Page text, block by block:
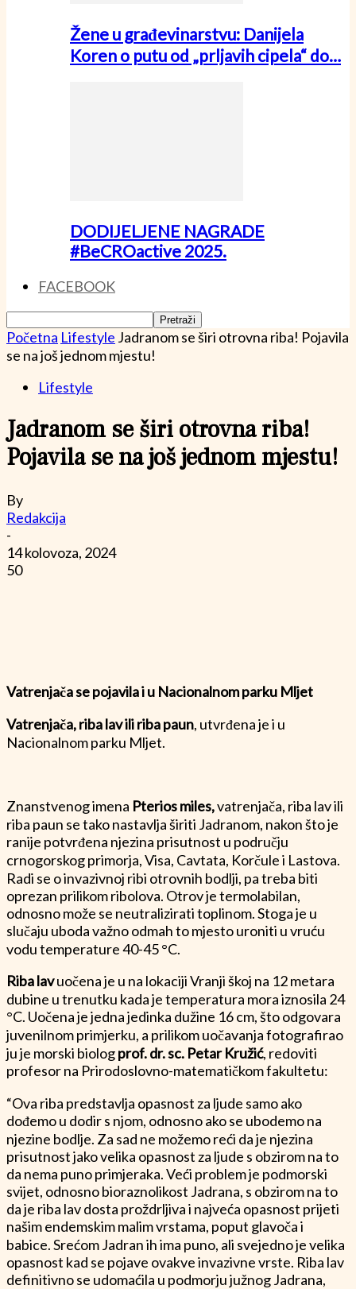
Žene u građevinarstvu: Danijela
Koren o putu od „prljavih cipela“ do…
DODIJELJENE NAGRADE
#BeCROactive 2025.
FACEBOOK
Početna Lifestyle Jadranom se širi otrovna riba! Pojavila
se na još jednom mjestu!
Lifestyle
Jadranom se širi otrovna riba!
Pojavila se na još jednom mjestu!
By
Redakcija
-
14 kolovoza, 2024
50
Vatrenjača se pojavila i u Nacionalnom parku Mljet
Vatrenjača, riba lav ili riba paun, utvrđena je i u
Nacionalnom parku Mljet.
Znanstvenog imena Pterios miles,vatrenjača, riba lav ili
riba paun se tako nastavlja širiti Jadranom, nakon što je
ranije potvrđena njezina prisutnost u području
crnogorskog primorja, Visa, Cavtata, Korčule i Lastova.
Radi se o invazivnoj ribi otrovnih bodlji, pa treba biti
oprezan prilikom ribolova. Otrov je termolabilan,
odnosno može se neutralizirati toplinom. Stoga je u
slučaju uboda važno odmah to mjesto uroniti u vruću
vodu temperature 40-45 °C.
Riba lavuočena je u na lokaciji Vranji škoj na 12 metara
dubine u trenutku kada je temperatura mora iznosila 24
°C. Uočena je jedna jedinka dužine 16 cm, što odgovara
juvenilnom primjerku, a prilikom uočavanja fotografirao
ju je morski biologprof. dr. sc. Petar Kružić, redoviti
profesor na Prirodoslovno-matematičkom fakultetu:
“Ova riba predstavlja opasnost za ljude samo ako
dođemo u dodir s njom, odnosno ako se ubodemo na
njezine bodlje. Za sad ne možemo reći da je njezina
prisutnost jako velika opasnost za ljude s obzirom na to
da nema puno primjeraka. Veći problem je podmorski
svijet, odnosno bioraznolikost Jadrana, s obzirom na to
da je riba lav dosta proždrljiva i najveća opasnost prijeti
našim endemskim malim vrstama, poput glavoča i
babice. Srećom Jadran ih ima puno, ali svejedno je velika
opasnost kad se pojave ovakve invazivne vrste. Riba lav
definitivno se udomaćila u podmorju južnog Jadrana,